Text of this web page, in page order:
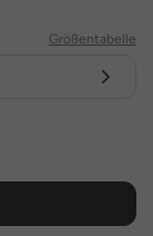
Größentabelle